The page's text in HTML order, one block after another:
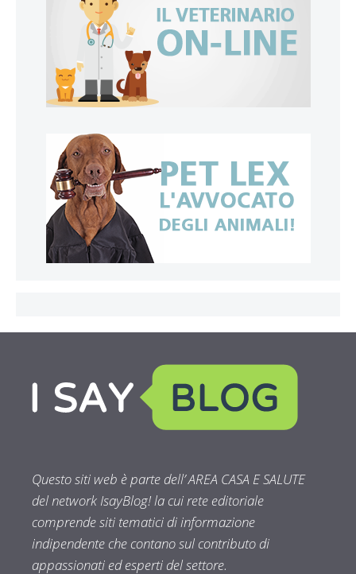
Questo siti web è parte dell’ AREA CASA E SALUTE
del network IsayBlog! la cui rete editoriale
comprende siti tematici di informazione
indipendente che contano sul contributo di
appassionati ed esperti del settore.